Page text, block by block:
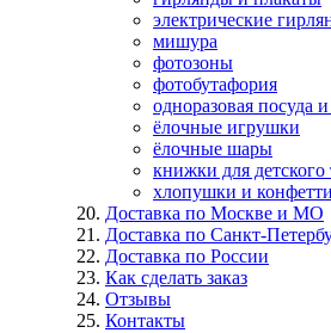
электрические
мишура
фотозоны
фотобутафория
одноразовая посуда
ёлочные игрушки
ёлочные шары
книжки для детского
хлопушки и конфетти
Доставка по Москве и МО
Доставка по Санкт-
Доставка по России
Как сделать заказ
Отзывы
Контакты